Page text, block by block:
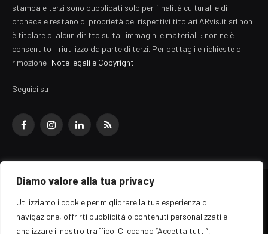
Diamo valore alla tua privacy
Utilizziamo i cookie per migliorare la tua esperienza di
navigazione, offrirti pubblicità o contenuti personalizzati e
analizzare il nostro traffico. Cliccando “Accetta tutti”,
stampa e terzi sono pubblicati solo per finalità culturali e di
cronaca e restano di proprietà dei rispettivi titolari ARvis.it srl non
è titolare di alcun diritto su tali immagini e materiali : non ne è
consentito il riutilizzo da parte di terzi. Per dettagli e richieste di
rimozione: Note legali e Copyright.
Seguici su:
FacebookInstagramLinkedInRSS
© 2026 EZ Rome Designed by ARvis.it
Il portale EZ Rome e' una testata giornalistica di carattere generalista
registrata al tribunale di Roma - Numero 389/2008